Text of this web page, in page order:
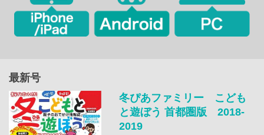
最新号
冬ぴあファミリー こども
と遊ぼう 首都圏版 2018-
2019